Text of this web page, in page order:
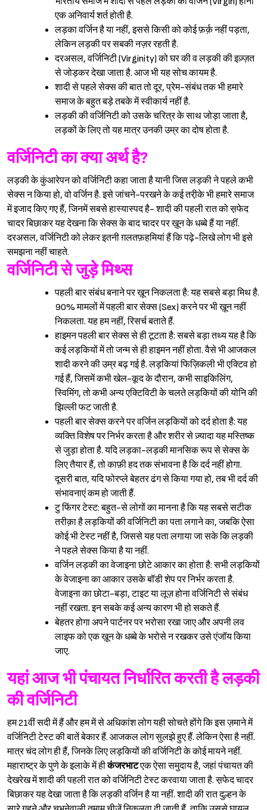
एक अनिवार्य शर्त होती है.
लड़का वर्जिन है या नहीं, इससे किसी को कोई फ़र्क़ नहीं पड़ता,
लेकिन लड़की पर सबकी नज़र रहती है.
दरअसल, वर्जिनिटी (Virginity) को घर की व लड़की की इज़्ज़त
से जोड़कर देखा जाता है. आज भी यह सोच कायम है.
शादी से पहले सेक्स की बात तो दूर, प्रेम-संबंध तक भी हमारे
समाज के बहुत बड़े तबके में स्वीकार्य नहीं है.
लड़की की वर्जिनिटी को उसके चरित्र के साथ जोड़ा जाता है,
लड़कों के लिए तो यह मात्र उनकी उम्र का दोष होता है.
वर्जिनिटी का क्या अर्थ है?
लड़की के कुंआरेपन को वर्जिनिटी कहा जाता है यानी जिस लड़की ने पहले कभी
सेक्स न किया हो, वो वर्जिन है. इसे जांचने-परखने के कई तरी़के भी हमारे समाज
में इजाद किए गए हैं, जिनमें सबसे हास्यास्पद है- शादी की पहली रात को स़फेद
चादर बिछाकर यह देखना कि सेक्स के बाद चादर पर ख़ून के धब्बे हैं या नहीं.
दरअसल, वर्जिनिटी को लेकर इतनी ग़लतफ़हमियां हैं कि पढ़े-लिखे लोग भी इसे
समझना नहीं चाहते.
वर्जिनिटी से जुड़े मिथ्स
पहली बार संबंध बनाने पर ख़ून निकलता है: यह सबसे बड़ा मिथ है.
90% मामलों में पहली बार सेक्स (Sex) करने पर भी ख़ून नहीं
निकलता. यह हम नहीं, रिसर्च बताते हैं.
हाइमन पहली बार सेक्स से ही टूटता है: सबसे बड़ा तथ्य यह है कि
कई लड़कियों में तो जन्म से ही हाइमन नहीं होता. वैसे भी आजकल
शादी करने की उम्र बढ़ गई है. लड़कियां फिज़िकली भी एक्टिव हो
गई हैं, जिसमें कभी खेल-कूद के दौरान, कभी साइकिलिंग,
स्विमिंग, तो कभी अन्य एक्टिविटी के चलते लड़कियों की योनि की
झिल्ली फट जाती है.
पहली बार सेक्स करने पर वर्जिन लड़कियों को दर्द होता है: यह
व्यक्ति विशेष पर निर्भर करता है और शरीर से ज़्यादा यह मस्तिष्क
से जुड़ा होता है. यदि लड़का-लड़की मानसिक रूप से सेक्स के
लिए तैयार हैं, तो काफ़ी हद तक संभावना है कि दर्द नहीं होगा.
दूसरी बात, यदि फोरप्ले बेहतर ढंग से किया गया हो, तब भी दर्द की
संभावनाएं कम हो जाती हैं.
टु फिंगर टेस्ट: बहुत-से लोगों का मानना है कि यह सबसे सटीक
तरीक़ा है लड़कियों की वर्जिनिटी का पता लगाने का, जबकि ऐसा
कोई भी टेस्ट नहीं है, जिससे यह पता लगाया जा सके कि लड़की
ने पहले सेक्स किया है या नहीं.
वर्जिन लड़की का वेजाइना छोटे आकार का होता है: सभी लड़कियों
के वेजाइना का आकार उसके बॉडी शेप पर निर्भर करता है.
वेजाइना का छोटा-बड़ा, टाइट या लूज़ होना वर्जिनिटी से संबंध
नहीं रखता. इन सबके कई अन्य कारण भी हो सकते हैं.
बेहतर होगा अपने पार्टनर पर भरोसा रखा जाए और अपनी लव
लाइफ को एक ख़ून के धब्बे के भरोसे न रखकर उसे एंजॉय किया
जाए.
यहां आज भी पंचायत निर्धारित करती है लड़की
की वर्जिनिटी
हम 21वीं सदी में हैं और हम में से अधिकांश लोग यही सोचते होंगे कि इस ज़माने में
वर्जिनिटी टेस्ट की बातें बेकार हैं. आजकल लोग सुलझे हुए हैं. लेकिन ऐसा है नहीं.
मात्र चंद लोग ही हैं, जिनके लिए लड़कियों की वर्जिनिटी के कोई मायने नहीं.
महाराष्ट्र के पुणे के इलाके में हीकंजरभाटएक ऐसा समुदाय है, जहां पंचायत की
देखरेख में शादी की पहली रात को वर्जिनिटी टेस्ट करवाया जाता है. स़फेद चादर
बिछाकर यह देखा जाता है कि लड़की वर्जिन है या नहीं. शादी की रात दुल्हन के